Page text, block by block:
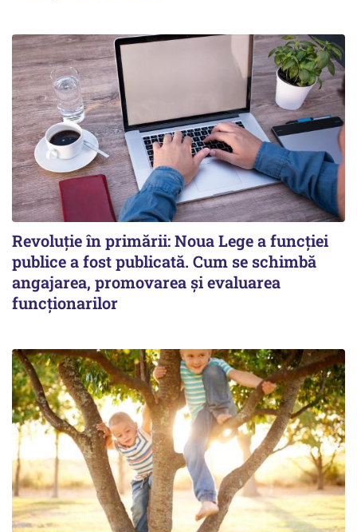
Revoluție în primării: Noua Lege a funcției
publice a fost publicată. Cum se schimbă
angajarea, promovarea și evaluarea
funcționarilor